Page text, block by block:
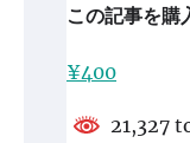
この記事を購
¥400
21,327